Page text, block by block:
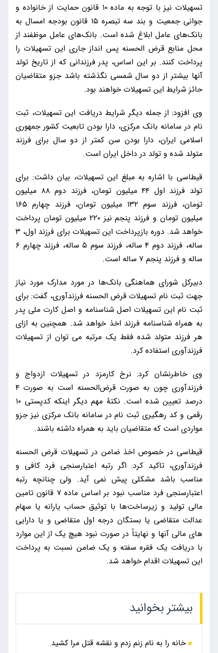
تسهیلات نیز با توجه به ماده ۱۰ قانون حمایت از خانواده و
جوانی جمعیت و بند سه تبصره ۱۵ قانون بودجه امسال به
بانک‌های عامل ابلاغ شده است. بانک‌های عامل موظفند از
محل منابع قرض الحسنه پس انداز جاری این تسهیلات را
پرداخت کنند. بر این اساس، پدر فرزندانی که از تاریخ تولد
آنها بیشتر از دو سال شمسی نگذشته باشد جزو متقاضیان
حائز شرایط این تسهیلات خواهند بود.
وی افزود: از جمله دیگر شرایط دریافت این تسهیلات، ثبت
نام در سامانه بانک مرکزی، دارا بودن تابعیت کشور جمهوری
اسلامی ایران، دارا بودن سن کمتر از دو سال برای فرزند
متولد شده و تولد در داخل ایران است.
قیطاسی با اشاره به مبلغ این تسهیلات، بیان داشت: برای
تولد فرزند اول ۴۴ میلیون تومان، فرزند دوم ۸۸ میلیون
تومان، فرزند سوم ۱۳۲ میلیون تومان، فرزند چهارم ۱۶۵
میلیون تومان و فرزند پنجم نیز ۲۲۰ میلیون تومان پرداخت
ساله، فرزند دوم ۴ ساله، فرزند سوم ۵ ساله، فرزند چهارم ۶
ساله و فرزند پنجم ۷ ساله است.
دبیرکل شورای هماهنگی بانک‌ها در مورد مدارک مورد نیاز
جهت ثبت نام تسهیلات قرض الحسنه فرزندآوری، گفت: برای
ثبت نام این تسهیلات اصل شناسنامه و اصل کارت ملی پدر
به همراه شناسنامه فرزند اخذ خواهد شد. همچنین به ازای
هر فرزند متولد شده فقط یک مرتبه می توان از تسهیلات
فرزندآوری استفاده کرد.
وی خاطرنشان کرد: نرخ کارمزد در تسهیلات ازدواج و
فرزندآوری چون به صورت قرض‌الحسنه است به صورت ۴
درصد تعیین شده است. نکتۀ مهم دیگر اینکه کدپستی ۱۰
رقمی و کد رهگیری ثبت نام در سامانه بانک مرکزی نیز جزو
مواردی است که متقاضیان باید به همراه داشته باشند.
قیطاسی در خصوص اخذ ضامن در تسهیلات قرض الحسنه
فرزندآوری، تاکید کرد: اگر رتبه اعتبارسنجی فرد کافی و
مناسب باشد مشکلی پیش نمی آید. ولی چنانچه رتبه
اعتبارسنجی فرد مناسب نبود بر اساس ماده ۷ قانون تامین
مالی تولید و زیرساخت‌ها با توثیق حساب یارانه یا سهام
عدالت متقاضی یا بستگان درجه اول متقاضی و یا دارایی
های مالی آنها و نهایتاً در صورت نبود هیچ یک از این موارد
با دریافت یک فقره سفته و یک ضامن نسبت به پرداخت
این تسهیلات اقدام خواهد شد.
بیشتر بخوانید
خانه را به نام زنم زدم و نقشه قتل مرا کشید